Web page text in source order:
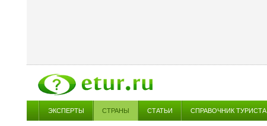
ЭКСПЕРТЫ СТРАНЫ СТАТЬИ СПРАВОЧНИК ТУРИСТА